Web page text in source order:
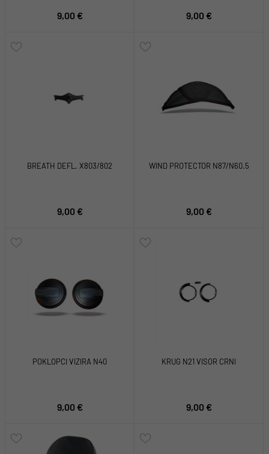
9,00 € 9,00 €
BREATH DEFL. X803/802
9,00 €
WIND PROTECTOR N87/N60.5
9,00 €
POKLOPCI VIZIRA N40
9,00 €
KRUG N21 VISOR CRNI
9,00 €